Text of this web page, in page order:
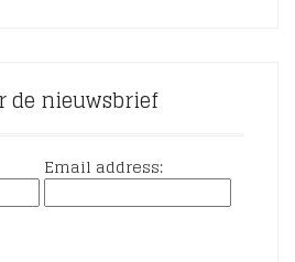
de nieuwsbrief
Email address: